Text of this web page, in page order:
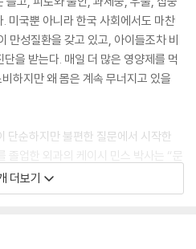
미국뿐 아니라 한국 사회에서도 마찬
만성질환을 갖고 있고, 아이들조차 비
을 받는다. 매일 더 많은 영양제를 먹
하지만 왜 몸은 계속 무너지고 있을
단순하지만 불편한 질문에서 시작한
졸업한 외과의 케이시 민스 박사는 “문
가 에너지를 제대로 만들지 못하고 있
들이 왜 같은 증상으로 다시 병원을 찾
임상과 실천을 바탕으로, “대부분의
더보기